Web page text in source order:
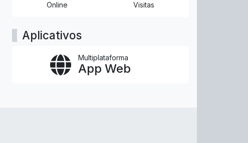
Online Visitas
Aplicativos
Multiplataforma
App Web